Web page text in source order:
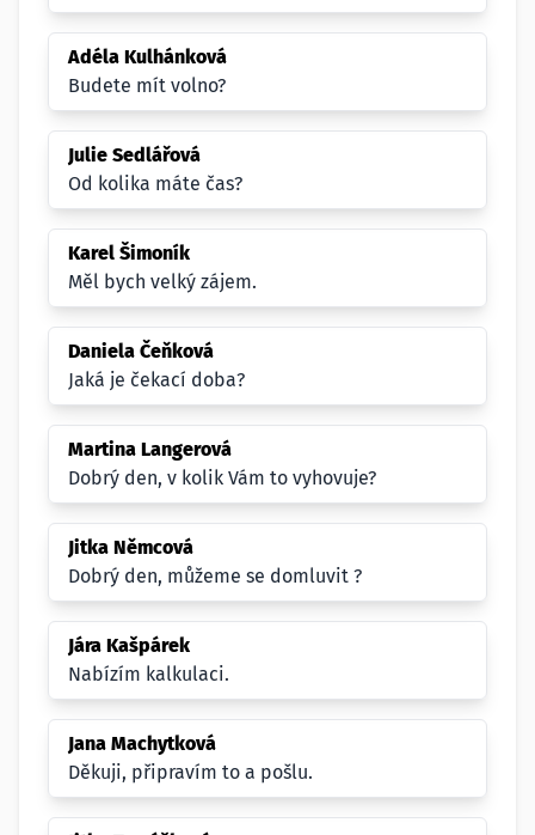
Adéla Kulhánková
Budete mít volno?
Julie Sedlářová
Od kolika máte čas?
Karel Šimoník
Měl bych velký zájem.
Daniela Čeňková
Jaká je čekací doba?
Martina Langerová
Dobrý den, v kolik Vám to vyhovuje?
Jitka Němcová
Dobrý den, můžeme se domluvit ?
Jára Kašpárek
Nabízím kalkulaci.
Jana Machytková
Děkuji, připravím to a pošlu.